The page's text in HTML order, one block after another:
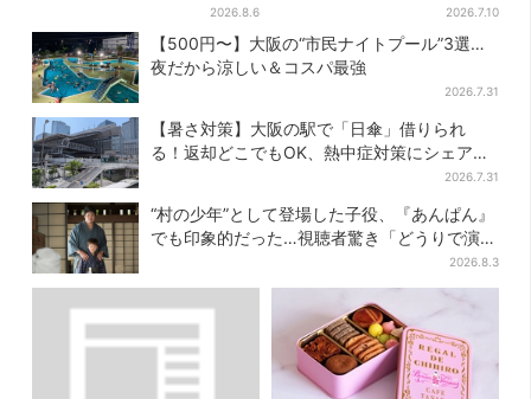
巨大スポーツ店、461ブラン
ド集結！ 6フロアをまとめて
紹介
2026.8.6
上が列…初日は即終了、残る
開催日は？
2026.7.10
【500円〜】大阪の“市民ナイトプール”3選…
夜だから涼しい＆コスパ最強
2026.7.31
【暑さ対策】大阪の駅で「日傘」借りられ
る！返却どこでもOK、熱中症対策にシェアサ
2026.7.31
“村の少年”として登場した子役、『あんぱん』
でも印象的だった…視聴者驚き「どうりで演技
2026.8.3